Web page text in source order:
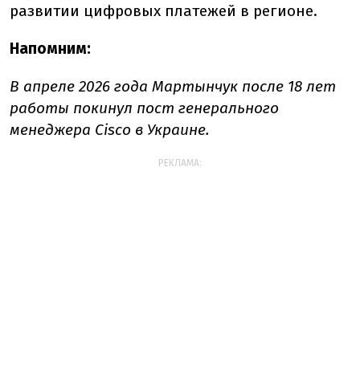
развитии цифровых платежей в регионе.
Напомним:
В апреле 2026 года Мартынчук после 18 лет
работы покинул пост генерального
менеджера Cisco в Украине.
РЕКЛАМА: